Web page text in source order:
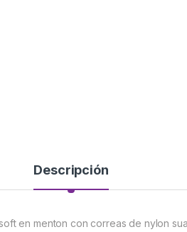
Descripción
soft en menton con correas de nylon